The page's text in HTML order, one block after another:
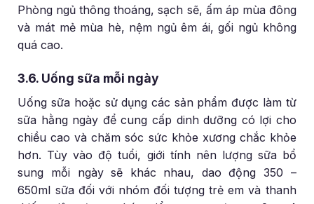
Phòng ngủ thông thoáng, sạch sẽ, ấm áp mùa đông
và mát mẻ mùa hè, nệm ngủ êm ái, gối ngủ không
quá cao.
3.6. Uống sữa mỗi ngày
Uống sữa hoặc sử dụng các sản phẩm được làm từ
sữa hằng ngày để cung cấp dinh dưỡng có lợi cho
chiều cao và chăm sóc sức khỏe xương chắc khỏe
hơn. Tùy vào độ tuổi, giới tính nên lượng sữa bổ
sung mỗi ngày sẽ khác nhau, dao động 350 –
650ml sữa đối với nhóm đối tượng trẻ em và thanh